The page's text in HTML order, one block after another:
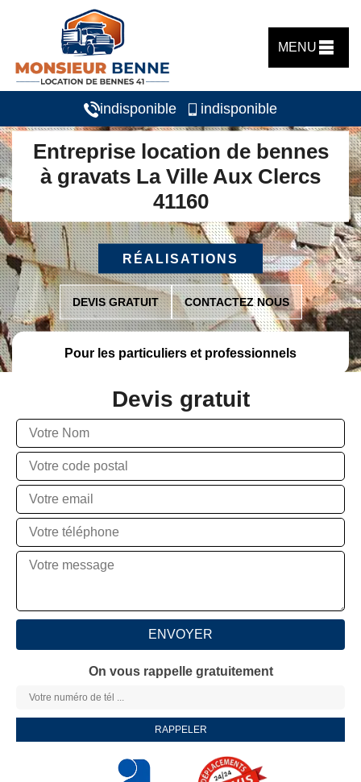
MENU
indisponible indisponible
Entreprise location de bennes
à gravats La Ville Aux Clercs
41160
RÉALISATIONS
DEVIS GRATUIT CONTACTEZ NOUS
Pour les particuliers et professionnels
Devis gratuit
On vous rappelle gratuitement